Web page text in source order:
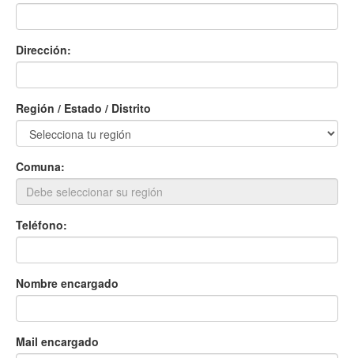
Dirección:
Región / Estado / Distrito
Comuna:
Teléfono:
Nombre encargado
Mail encargado